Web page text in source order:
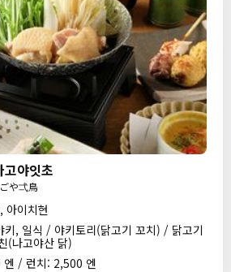
고야잇초
や弌鳥
아이치현
키, 일식 / 야키토리(닭고기 꼬치) / 닭고기
(나고야산 닭)
엔 / 런치: 2,500 엔